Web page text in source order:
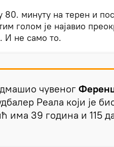
80. минуту на терен и
голом је најавио
И не само то.
чувеног
Реала који је
има 39 година и 115